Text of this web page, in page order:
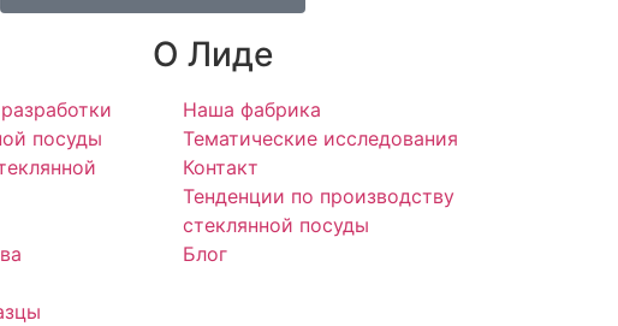
посуды
О Лиде
Наша фабрика
Тематические исследования
Контакт
Тенденции по производству
стеклянной посуды
Блог